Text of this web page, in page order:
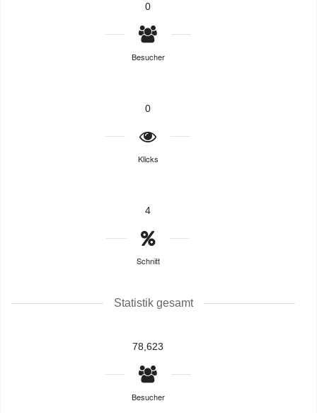
0
Besucher
0
Klicks
4
Schnitt
Statistik gesamt
78,623
Besucher